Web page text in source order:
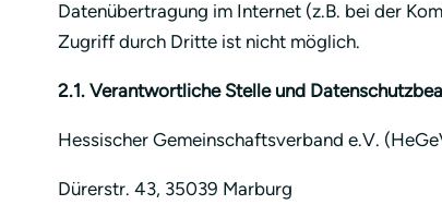
Datenübertragung im Internet (z.B. bei der
Zugriff durch Dritte ist nicht möglich.
2.1. Verantwortliche Stelle und
Hessischer Gemeinschaftsverband e.V.
Dürerstr. 43, 35039 Marburg